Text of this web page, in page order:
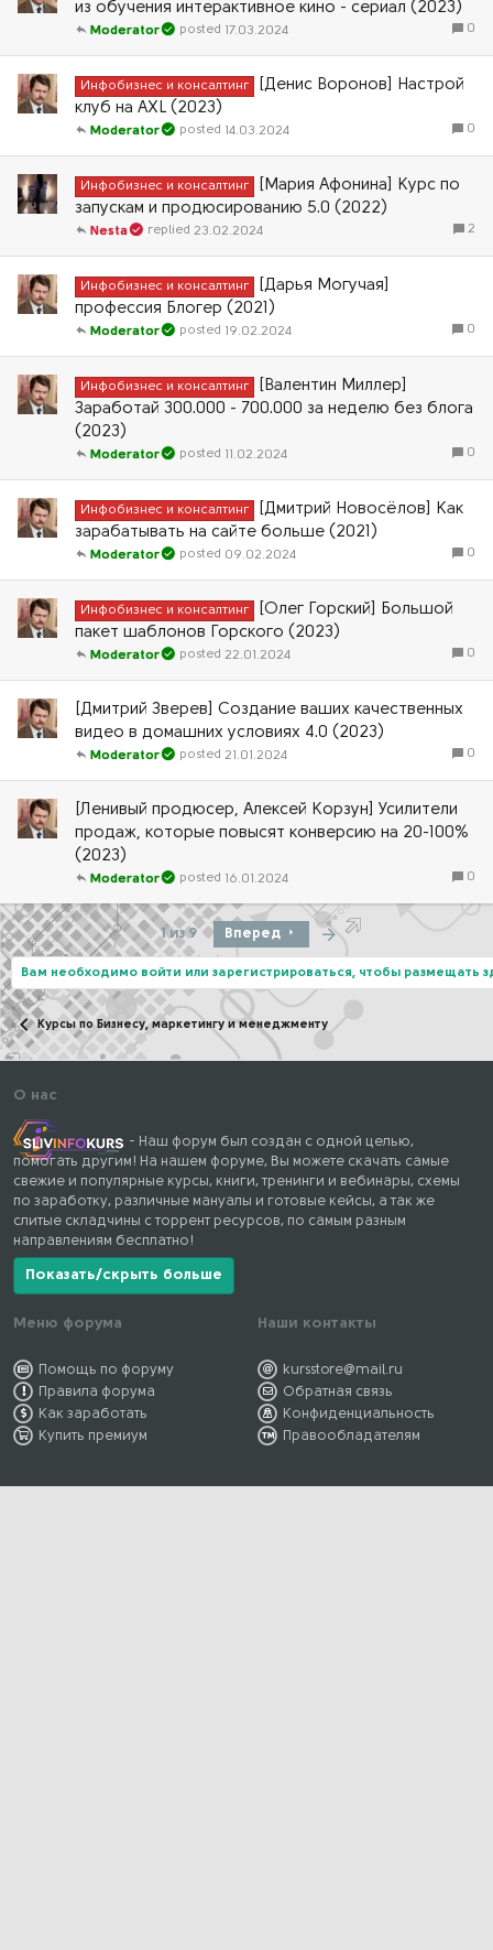
из обучения интерактивное кино - сериал (2023)
0
17.03.2024
Moderator
Инфобизнес и консалтинг
[Денис Воронов] Настрой
клуб на AXL (2023)
0
14.03.2024
Moderator
Инфобизнес и консалтинг
[Мария Афонина] Курс по
запускам и продюсированию 5.0 (2022)
2
23.02.2024
Nesta
Инфобизнес и консалтинг
[Дарья Могучая]
профессия Блогер (2021)
0
19.02.2024
Moderator
Инфобизнес и консалтинг
[Валентин Миллер]
Заработай 300.000 - 700.000 за неделю без блога
(2023)
0
11.02.2024
Moderator
Инфобизнес и консалтинг
[Дмитрий Новосёлов] Как
зарабатывать на сайте больше (2021)
0
09.02.2024
Moderator
Инфобизнес и консалтинг
[Олег Горский] Большой
пакет шаблонов Горского (2023)
0
22.01.2024
Moderator
[Дмитрий Зверев] Создание ваших качественных
видео в домашних условиях 4.0 (2023)
0
21.01.2024
Moderator
[Ленивый продюсер, Алексей Корзун] Усилители
продаж, которые повысят конверсию на 20-100%
(2023)
0
16.01.2024
Moderator
1 из 9 Вперед Последняя
Вам необходимо войти или зарегистрироваться, чтобы размещать
Курсы по Бизнесу, маркетингу и менеджменту
О нас
- Наш форум был создан с одной целью,
помогать другим! На нашем форуме, Вы можете скачать самые
свежие и популярные курсы, книги, тренинги и вебинары, схемы
по заработку, различные мануалы и готовые кейсы, а так же
слитые складчины с торрент ресурсов, по самым разным
направлениям бесплатно!
Показать/скрыть больше
Меню форума
Помощь по форуму
Правила форума
Как заработать
Купить премиум
Наши контакты
kursstore@mail.ru
Обратная связь
Конфиденциальность
Правообладателям